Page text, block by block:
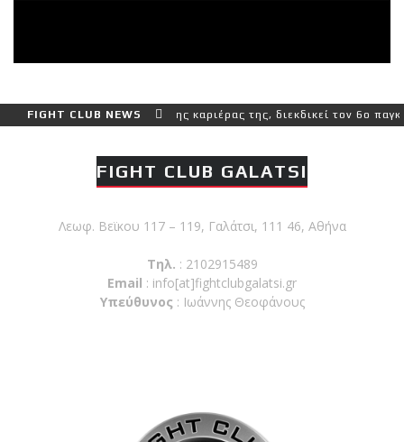
FIGHT CLUB NEWS
και πιο δύσκολο αγώνα της καριέρας της, διεκδικεί τον 6ο
FIGHT CLUB GALATSI
Λεωφ. Βεϊκου 117 – 119, Γαλάτσι, 111 46, Αθήνα
Τηλ. : 2102915489
Email : info[at]fightclubgalatsi.gr
Υπεύθυνος : Ιωάννης Θεοφάνους